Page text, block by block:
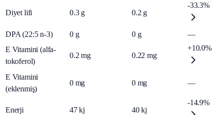
Diyet lifi 0.3 g 0.2 g
-33.3%
DPA (22:5 n-3) 0 g 0 g
—
E Vitamini (alfa-
tokoferol)
0.2 mg 0.22 mg
+10.0%
E Vitamini
(eklenmiş)
0 mg 0 mg —
Enerji 47 kj 40 kj
-14.9%